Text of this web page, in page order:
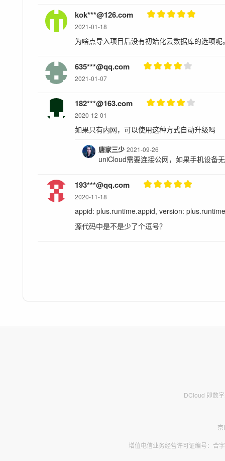
kok***@126.com
2021-01-18
为啥点导入项目后没有初始化云数据库的选项呢
635***@qq.com
2021-01-07
182***@163.com
2020-12-01
如果只有内网，可以使用这种方式自动升级吗
唐家三少2021-09-26
uniCloud需要连接公网，如果手机设备
193***@qq.com
2020-11-18
appid: plus.runtime.appid, version:
源代码中是不是少了个逗号？
DCloud 即数
增值电信业务经营许可证编号：合